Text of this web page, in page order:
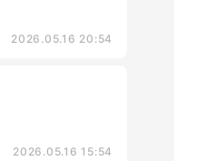
2026.05.16 20:54
2026.05.16 15:54